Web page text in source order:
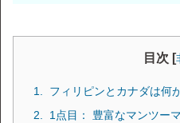
目次 [
フィリピンとカナダは何
1点目： 豊富なマンツー